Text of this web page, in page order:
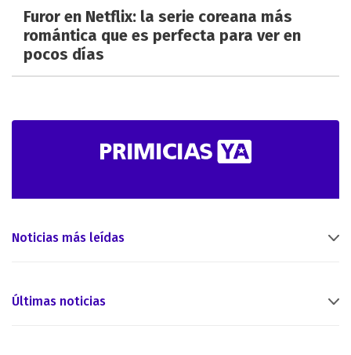
Furor en Netflix: la serie coreana más
romántica que es perfecta para ver en
pocos días
Noticias más leídas
Últimas noticias